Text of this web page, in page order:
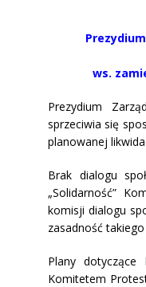
ws.
Prezydium
sprzeciwia się
planowanej
Brak dialogu
„Solidarność”
komisji dialogu
zasadność
Plany dotyczące
Komitetem